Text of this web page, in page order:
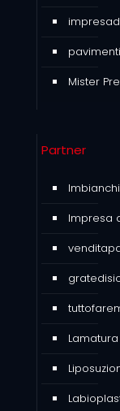
Mister
Partner
Impresa